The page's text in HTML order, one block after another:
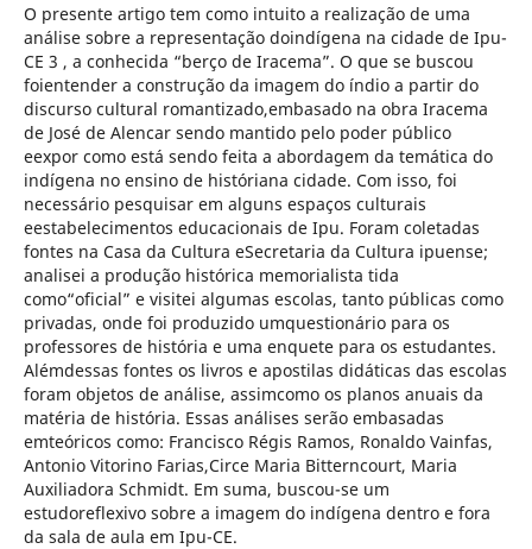
O presente artigo tem como intuito a realização de uma
análise sobre a representação doindígena na cidade de Ipu-
CE 3 , a conhecida “berço de Iracema”. O que se buscou
foientender a construção da imagem do índio a partir do
discurso cultural romantizado,embasado na obra Iracema
de José de Alencar sendo mantido pelo poder público
eexpor como está sendo feita a abordagem da temática do
indígena no ensino de históriana cidade. Com isso, foi
necessário pesquisar em alguns espaços culturais
eestabelecimentos educacionais de Ipu. Foram coletadas
fontes na Casa da Cultura eSecretaria da Cultura ipuense;
analisei a produção histórica memorialista tida
como“oficial” e visitei algumas escolas, tanto públicas como
privadas, onde foi produzido umquestionário para os
professores de história e uma enquete para os estudantes.
Alémdessas fontes os livros e apostilas didáticas das escolas
foram objetos de análise, assimcomo os planos anuais da
matéria de história. Essas análises serão embasadas
emteóricos como: Francisco Régis Ramos, Ronaldo Vainfas,
Antonio Vitorino Farias,Circe Maria Bitterncourt, Maria
Auxiliadora Schmidt. Em suma, buscou-se um
estudoreflexivo sobre a imagem do indígena dentro e fora
da sala de aula em Ipu-CE.